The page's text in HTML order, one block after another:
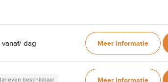
vanaf/ dag Meer informatie
beschikbaar Meer informatie